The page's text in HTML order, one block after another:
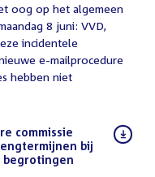
oog op het algemeen
8 juni: VVD,
incidentele
e-mailprocedure
hebben niet
commissie
bij